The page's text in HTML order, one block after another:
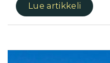
Lue artikkeli